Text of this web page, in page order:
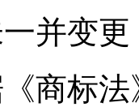
并变更
商标